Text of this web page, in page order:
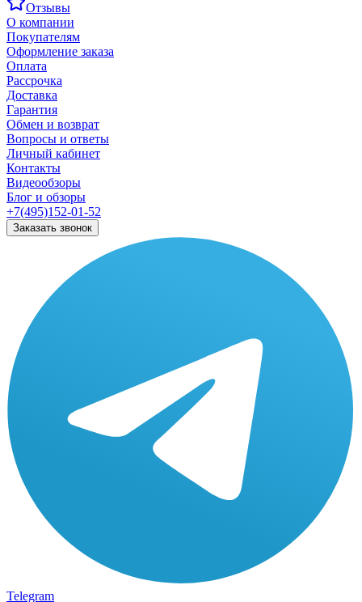
Отзывы
О компании
Покупателям
Оформление заказа
Оплата
Рассрочка
Доставка
Гарантия
Обмен и возврат
Вопросы и ответы
Личный кабинет
Контакты
Видеообзоры
Блог и обзоры
+7(495)152-01-52
Заказать звонок
Telegram